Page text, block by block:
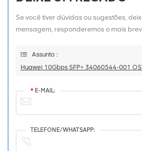
Se você tiver dúvidas ou sugestões,
mensagem, responderemos o mais
Assunto :
* E-MAIL:
TELEFONE/WHATSAPP: